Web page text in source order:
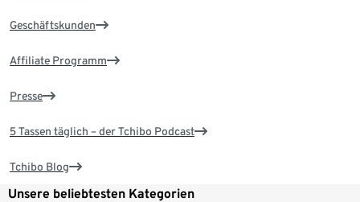
Geschäftskunden
Affiliate Programm
Presse
5 Tassen täglich – der Tchibo Podcast
Tchibo Blog
Unsere beliebtesten Kategorien